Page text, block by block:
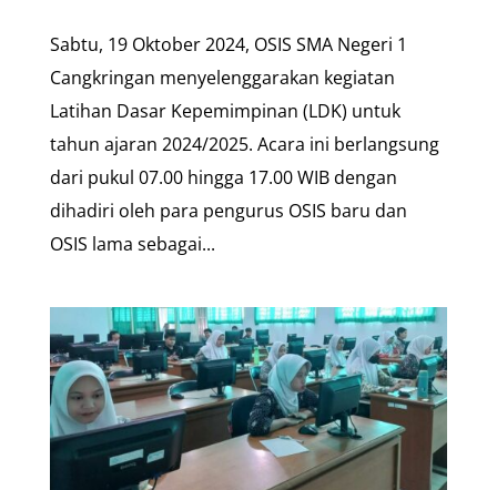
Sabtu, 19 Oktober 2024, OSIS SMA Negeri 1
Cangkringan menyelenggarakan kegiatan
Latihan Dasar Kepemimpinan (LDK) untuk
tahun ajaran 2024/2025. Acara ini berlangsung
dari pukul 07.00 hingga 17.00 WIB dengan
dihadiri oleh para pengurus OSIS baru dan
OSIS lama sebagai...